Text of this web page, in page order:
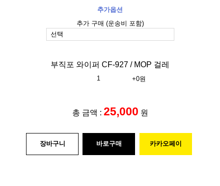
추가옵션
추가 구매 (운송비 포함)
부직포 와이퍼 CF-927 / MOP 걸레
+0원
총 금액 : 25,000 원
장바구니 바로구매 카카오페이